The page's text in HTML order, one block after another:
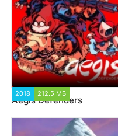
2018 212.5 МБ
Aegis Defenders